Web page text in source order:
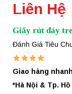
Liên Hệ
Giấy rút đáy
Đánh Giá Tiêu
Giao hàng
*Hà Nội & Tp.